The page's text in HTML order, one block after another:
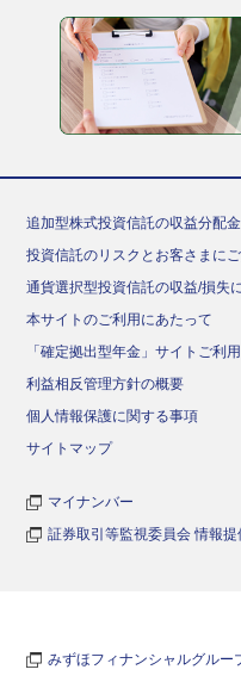
追加型株式投資信託の収益分配
投資信託のリスクとお客さまに
通貨選択型投資信託の収益/損失
本サイトのご利用にあたって
「確定拠出型年金」サイトご利
利益相反管理方針の概要
個人情報保護に関する事項
サイトマップ
マイナンバー
証券取引等監視委員会 情報提
みずほフィナンシャルグルー